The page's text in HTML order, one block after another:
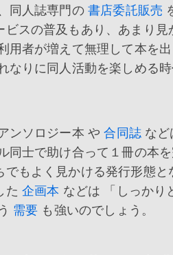
同人誌専門の書店委託販売
ビスの普及もあり、あまり見
用者が増えて無理して本を
なりに同人活動を楽しめる
ンソロジー本 や合同誌な
同士で助け合って１冊の本
でもよく見かける発行形態と
た 企画本 などは 「しっかり
需要 も強いのでしょう。